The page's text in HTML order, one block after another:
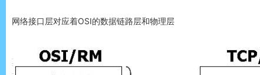
网络接口层对应着OSI的数据链路层和物理层